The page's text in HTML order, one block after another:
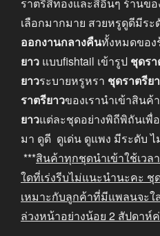
เลือกมากมาย สวยหรูดูดีมีระ
ออกงานกลางคืนทั้งหมดของ
ยาว แบบfishtail เข้ารูป ชุดรา
ยาวระบายหรูหรา ชุดราตรีย
ราตรียาวของเรานำเข้าสินค้
ยาวแต่ละชุดอย่างพิถีพิถันเพื่
มา ดูดี ดูเด่น ดูแพง มีระดับ
***สินค้าทุกชุดนำเข้าใช้เวลา
ใดที่เร่งรีบไม่แนะนำนะคะ ชุ
เหมาะกับลูกค้าที่มีแพลนจะ
ล่วงหน้าอย่างน้อย 2 สัปดาห์